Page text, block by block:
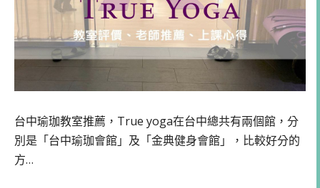
台中瑜珈教室推薦，True yoga在台中總共有兩個館，分
別是「台中瑜珈會館」及「金典健身會館」，比較好分的
方…